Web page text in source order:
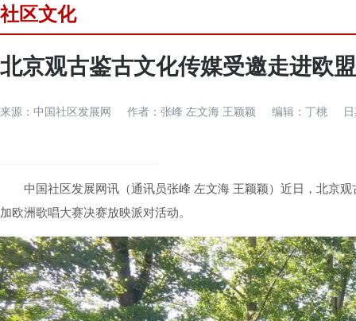
社区文化
北京观古鉴古文化传媒受邀走进欧
来源： 中国社区发展网 作者： 张峰 左文海 王颖颖 编辑： 丁桃
中国社区发展网讯（通讯员张峰 左文海 王颖颖）近日，北京
加欧洲歌唱大赛决赛放映派对活动。